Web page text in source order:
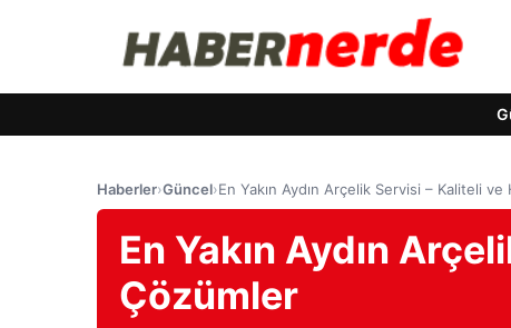
Haberler›Güncel›En Yakın Aydın Arçelik Servisi – Kaliteli ve
En Yakın Aydın
Çözümler